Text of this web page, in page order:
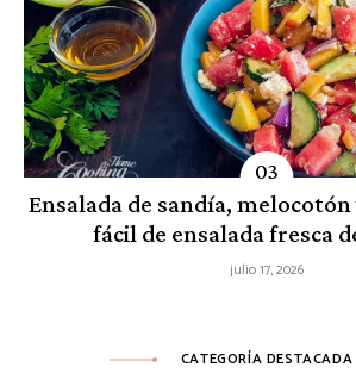
Ensalada de sandía, melocotón
fácil de ensalada fresca
julio 17, 2026
CATEGORÍA DESTACADA